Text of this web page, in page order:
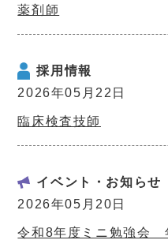
薬剤師
採用情報
2026年05月22日
臨床検査技師
イベント・お知らせ
2026年05月20日
令和8年度ミニ勉強会